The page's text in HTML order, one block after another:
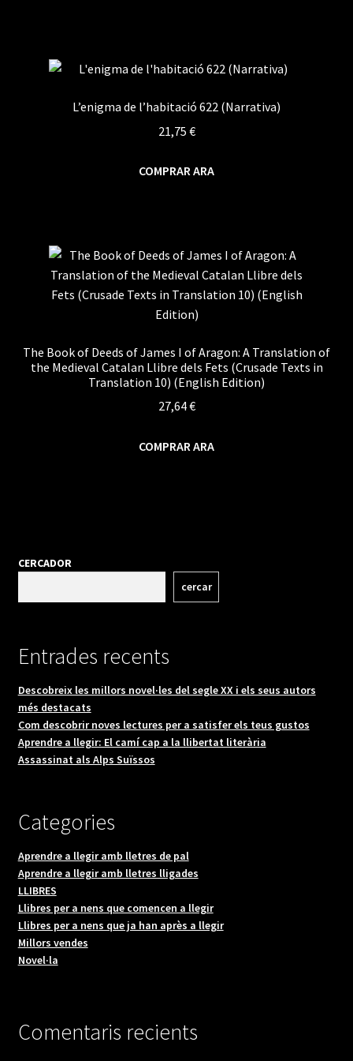
L’enigma de l’habitació 622 (Narrativa)
21,75 €
COMPRAR ARA
The Book of Deeds of James I of Aragon: A Translation of
the Medieval Catalan Llibre dels Fets (Crusade Texts in
Translation 10) (English Edition)
27,64€
COMPRAR ARA
CERCADOR
cercar
Entrades recents
Descobreix les millors novel·les del segle XX i els seus autors
més destacats
Com descobrir noves lectures per a satisfer els teus gustos
Aprendre a llegir: El camí cap a la llibertat literària
Assassinat als Alps Suïssos
Categories
Aprendre a llegir amb lletres de pal
Aprendre a llegir amb lletres lligades
LLIBRES
Llibres per a nens que comencen a llegir
Llibres per a nens que ja han après a llegir
Millors vendes
Novel·la
Comentaris recients